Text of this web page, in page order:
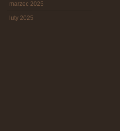
marzec 2025
luty 2025